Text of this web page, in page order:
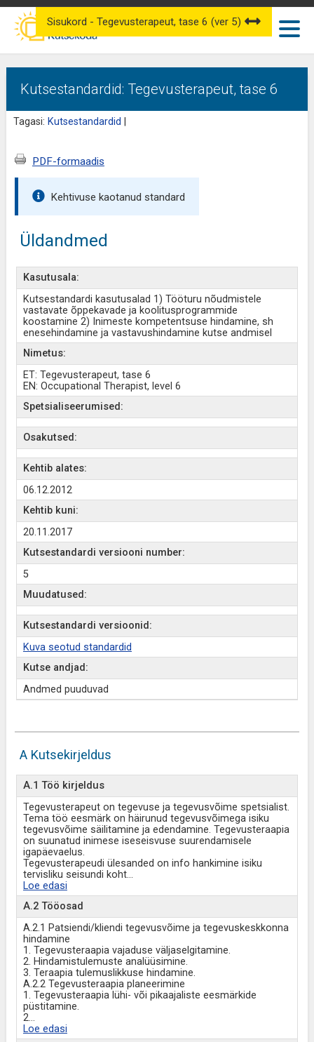
Kutsestandardid: Tegevusterapeut, tase 6
Tagasi: Kutsestandardid
Sisukord - Tegevusterapeut, tase 6 (ver 5)
PDF-formaadis
Kehtivuse kaotanud standard
Üldandmed
Kasutusala:
Kutsestandardi kasutusalad 1) Tööturu nõudmistele
vastavate õppekavade ja koolitusprogrammide
koostamine 2) Inimeste kompetentsuse hindamine, sh
enesehindamine ja vastavushindamine kutse andmisel
Nimetus:
ET: Tegevusterapeut, tase 6
EN: Occupational Therapist, level 6
Spetsialiseerumised:
Osakutsed:
Kehtib alates:
06.12.2012
Kehtib kuni:
20.11.2017
Kutsestandardi versiooni number:
5
Muudatused:
Kutsestandardi versioonid:
Kuva seotud standardid
Kutse andjad:
Andmed puuduvad
A Kutsekirjeldus
A.1 Töö kirjeldus
Tegevusterapeut on tegevuse ja tegevusvõime spetsialist.
Tema töö eesmärk on häirunud tegevusvõimega isiku
tegevusvõime säilitamine ja edendamine. Tegevusteraapia
on suunatud inimese iseseisvuse suurendamisele
igapäevaelus.
Tegevusterapeudi ülesanded on info hankimine isiku
tervisliku seisundi koht...
Loe edasi
A.2 Tööosad
A.2.1 Patsiendi/kliendi tegevusvõime ja tegevuskeskkonna
hindamine
1. Tegevusteraapia vajaduse väljaselgitamine.
2. Hindamistulemuste analüüsimine.
3. Teraapia tulemuslikkuse hindamine.
A.2.2 Tegevusteraapia planeerimine
1. Tegevusteraapia lühi- või pikaajaliste eesmärkide
püstitamine.
2...
Loe edasi